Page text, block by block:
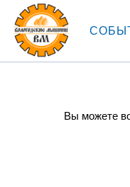
Вы можете